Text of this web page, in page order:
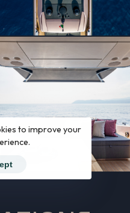
to improve your